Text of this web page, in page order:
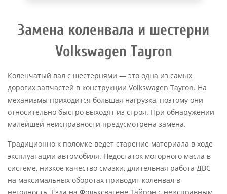
Замена коленвала и шестерни
Volkswagen Tayron
Коленчатый вал с шестернями — это одна из самых
дорогих запчастей в конструкции Volkswagen Tayron. На
механизмы приходится большая нагрузка, поэтому они
относительно быстро выходят из строя. При обнаружении
малейшей неисправности предусмотрена замена.
Традиционно к поломке ведет старение материала в ходе
эксплуатации автомобиля. Недостаток моторного масла в
системе, низкое качество смазки, длительная работа ДВС
на максимальных оборотах приводит коленвал в